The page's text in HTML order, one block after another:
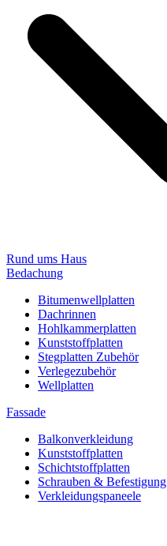
Rund ums Haus
Bedachung
Bitumenwellplatten
Dachrinnen
Hohlkammerplatten
Kunststoffplatten
Stegplatten Zubehör
Verlegezubehör
Wellplatten
Fassade
Balkonverkleidung
Kunststoffplatten
Schichtstoffplatten
Schrauben & Befestigung
Verkleidungspaneele